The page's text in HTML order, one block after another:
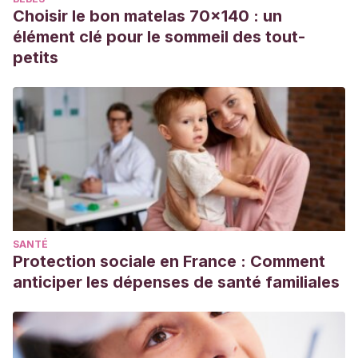
Choisir le bon matelas 70x140 : un
élément clé pour le sommeil des tout-
petits
SANTÉ
Protection sociale en France : Comment
anticiper les dépenses de santé familiales